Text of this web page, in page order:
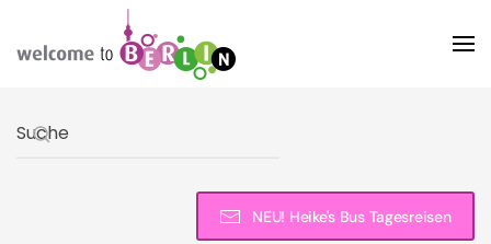
Skip to main content
NEU! Heike's Bus Tagesreisen